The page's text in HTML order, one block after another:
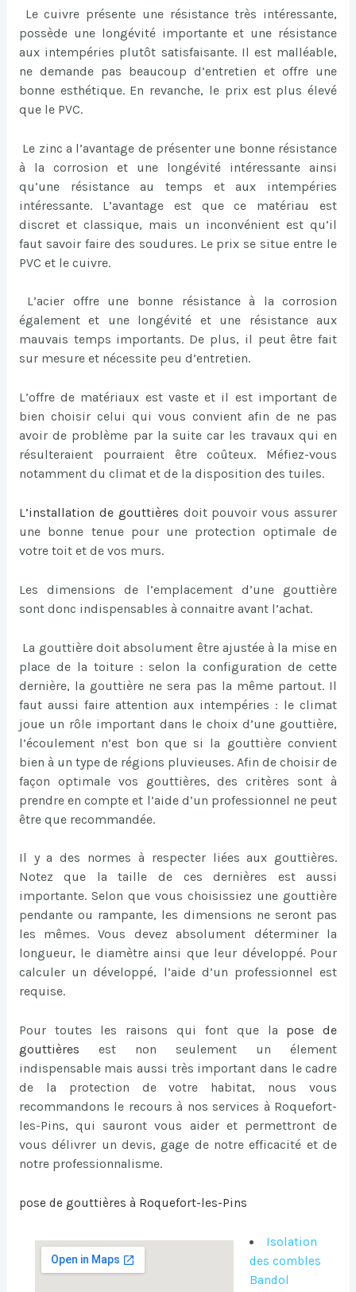
Le cuivre présente une résistance très intéressante,
possède une longévité importante et une résistance
aux intempéries plutôt satisfaisante. Il est malléable,
ne demande pas beaucoup d’entretien et offre une
bonne esthétique. En revanche, le prix est plus élevé
que le PVC.
Le zinc a l’avantage de présenter une bonne résistance
à la corrosion et une longévité intéressante ainsi
qu’une résistance au temps et aux intempéries
intéressante. L’avantage est que ce matériau est
discret et classique, mais un inconvénient est qu’il
faut savoir faire des soudures. Le prix se situe entre le
PVC et le cuivre.
L’acier offre une bonne résistance à la corrosion
également et une longévité et une résistance aux
mauvais temps importants. De plus, il peut être fait
sur mesure et nécessite peu d’entretien.
L’offre de matériaux est vaste et il est important de
bien choisir celui qui vous convient afin de ne pas
avoir de problème par la suite car les travaux qui en
résulteraient pourraient être coûteux. Méfiez-vous
notamment du climat et de la disposition des tuiles.
L’installation de gouttières doit pouvoir vous assurer
une bonne tenue pour une protection optimale de
votre toit et de vos murs.
Les dimensions de l’emplacement d’une gouttière
sont donc indispensables à connaitre avant l’achat.
La gouttière doit absolument être ajustée à la mise en
place de la toiture : selon la configuration de cette
dernière, la gouttière ne sera pas la même partout. Il
faut aussi faire attention aux intempéries : le climat
joue un rôle important dans le choix d’une gouttière,
l’écoulement n’est bon que si la gouttière convient
bien à un type de régions pluvieuses. Afin de choisir de
façon optimale vos gouttières, des critères sont à
prendre en compte et l’aide d’un professionnel ne peut
être que recommandée.
Il y a des normes à respecter liées aux gouttières.
Notez que la taille de ces dernières est aussi
importante. Selon que vous choisissiez une gouttière
pendante ou rampante, les dimensions ne seront pas
les mêmes. Vous devez absolument déterminer la
longueur, le diamètre ainsi que leur développé. Pour
calculer un développé, l’aide d’un professionnel est
requise.
Pour toutes les raisons qui font que la pose de
gouttières
est non seulement un élement
indispensable mais aussi très important dans le cadre
de la protection de votre habitat, nous vous
recommandons le recours à nos services à Roquefort-
les-Pins, qui sauront vous aider et permettront de
vous délivrer un devis, gage de notre efficacité et de
notre professionnalisme.
pose de gouttières à Roquefort-les-Pins
Isolation
des combles
Bandol